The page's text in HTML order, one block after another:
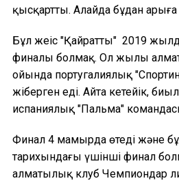
қысқартты. Алайда бұдан
Бұл жеңіс "Қайраттың" 2019
финалы болмақ. Ол жылы
ойында португалиялық
жіберген еді. Айта кетейік,
испаниялық "Пальма"
Финал 4 мамырда өтеді және
тарихындағы үшінші финал
алматылық клуб Чемпиондар